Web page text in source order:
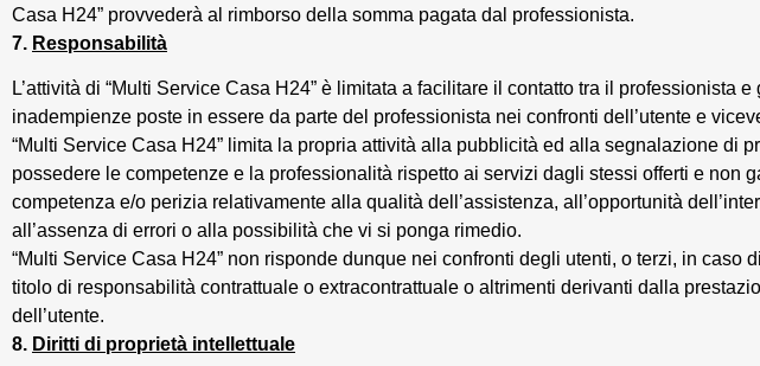
Casa H24” provvederà al rimborso della somma pagata dal professionista.
7. Responsabilità
L’attività di “Multi Service Casa H24” è limitata a facilitare il contatto tra il professionista
inadempienze poste in essere da parte del professionista nei confronti dell’utente e
“Multi Service Casa H24” limita la propria attività alla pubblicità ed alla segnalazione di
possedere le competenze e la professionalità rispetto ai servizi dagli stessi offerti e non
competenza e/o perizia relativamente alla qualità dell’assistenza, all’opportunità
all’assenza di errori o alla possibilità che vi si ponga rimedio.
“Multi Service Casa H24” non risponde dunque nei confronti degli utenti, o terzi, in
titolo di responsabilità contrattuale o extracontrattuale o altrimenti derivanti dalla
dell’utente.
8. Diritti di proprietà intellettuale